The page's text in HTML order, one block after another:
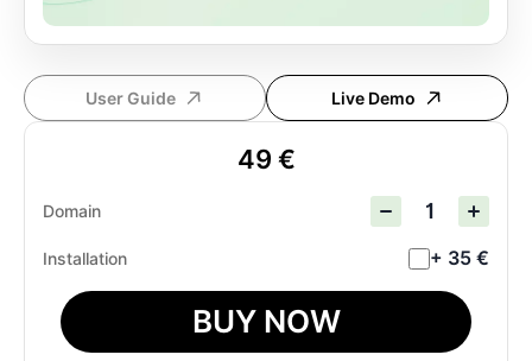
User Guide Live Demo
49 €
Domain
Installation + 35 €
BUY NOW